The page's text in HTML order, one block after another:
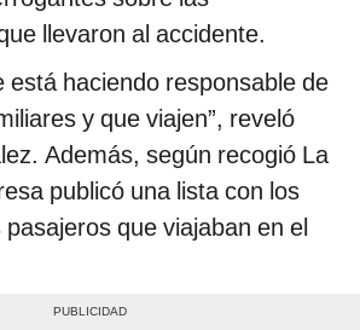
llevaron al accidente.
está haciendo responsable de
y que viajen”, reveló
Además, según recogió La
publicó una lista con los
que viajaban en el